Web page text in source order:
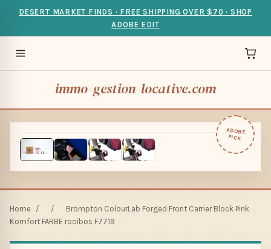
DESERT MARKET FINDS · FREE SHIPPING OVER $70 · SHOP
ADOBE EDIT
immo-gestion-locative.com
ADOBE
PICK
Home / /
Brompton ColourLab Forged Front Carrier Block Pink
Komfort FARBE rooibos F7719